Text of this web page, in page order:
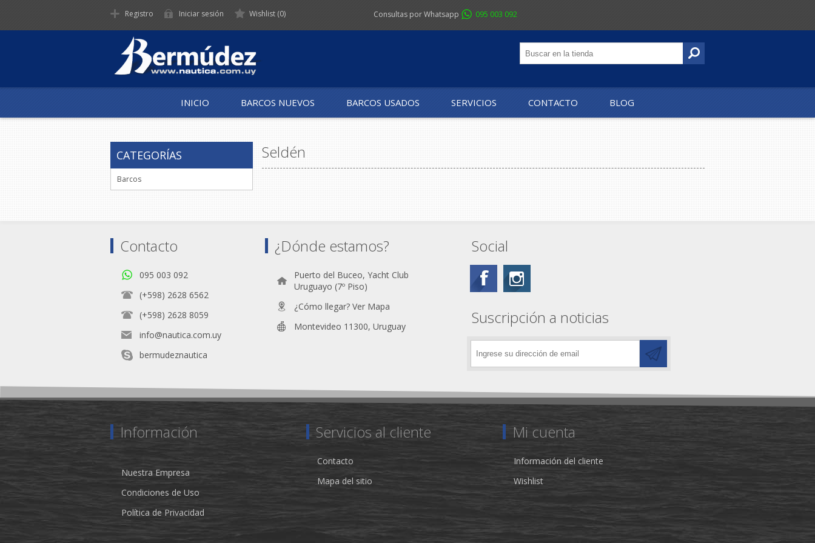
Registro Iniciar sesión Wishlist (0) Consultas por Whatsapp 095 003 092
INICIO BARCOS NUEVOS BARCOS USADOS SERVICIOS CONTACTO BLOG
Seldén
CATEGORÍAS
Barcos
Contacto
095 003 092
(+598) 2628 6562
(+598) 2628 8059
info@nautica.com.uy
bermudeznautica
¿Dónde estamos?
Puerto del Buceo, Yacht Club
Uruguayo (7º Piso)
¿Cómo llegar? Ver Mapa
Montevideo 11300, Uruguay
Social
Suscripción a noticias
Información
Nuestra Empresa
Condiciones de Uso
Política de Privacidad
Servicios al cliente
Contacto
Mapa del sitio
Mi cuenta
Información del cliente
Wishlist